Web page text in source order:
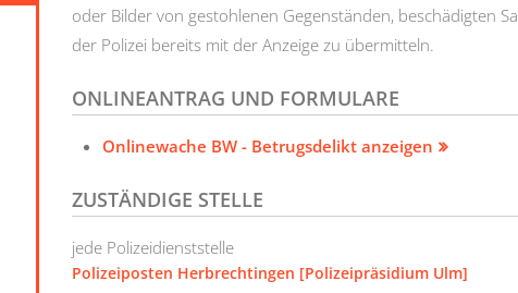
oder Bilder von gestohlenen Gegenständen, beschädigten
der Polizei bereits mit der Anzeige zu übermitteln.
ONLINEANTRAG UND FORMULARE
Onlinewache BW - Betrugsdelikt anzeigen
ZUSTÄNDIGE STELLE
jede Polizeidienststelle
Polizeiposten Herbrechtingen [Polizeipräsidium Ulm]